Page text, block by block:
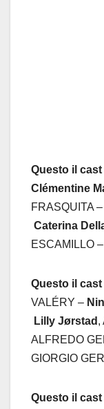
Questo il cast
Clémentine
FRASQUITA –
Caterina
ESCAMILLO –
Questo il cast
VALÉRY –
Lilly Jørstad ,
ALFREDO
GIORGIO
Questo il cast